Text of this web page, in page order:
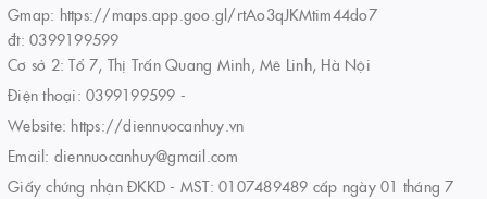
Gmap: https://maps.app.goo.gl/rtAo3qJKMtim44do7
đt: 0399199599
Cơ sở 2: Tổ 7, Thị Trấn Quang Minh, Mê Linh, Hà Nội
Điện thoại: 0399199599 -
Website: https://diennuocanhuy.vn
Email: diennuocanhuy@gmail.com
Giấy chứng nhận ĐKKD - MST: 0107489489 cấp ngày 01 tháng 7